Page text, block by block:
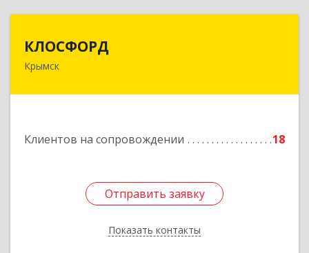
КЛОСФОРД
Крымск
Клиентов на сопровождении 18
Отправить заявку
Показать контакты
353380, Краснодарский край, Крымский р-н,
Отправить заявку
Назад